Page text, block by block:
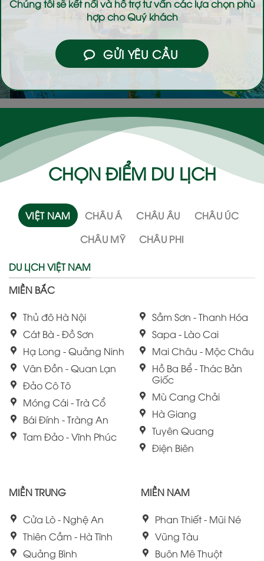
Chúng tôi sẽ kết nối và hỗ trợ tư vấn các lựa chọn phù
hợp cho Quý khách
GỬI YÊU CẦU
CHỌN ĐIỂM DU LỊCH
VIỆT NAM CHÂU Á CHÂU ÂU
CHÂU ÚC
CHÂU MỸ
CHÂU PHI
DU LỊCH VIỆT NAM
MIỀN BẮC
Thủ đô Hà Nội
Cát Bà - Đồ Sơn
Hạ Long - Quảng Ninh
Vân Đồn - Quan Lạn
Đảo Cô Tô
Móng Cái - Trà Cổ
Bái Đính - Tràng An
Tam Đảo - Vĩnh Phúc
Sầm Sơn - Thanh Hóa
Sapa - Lào Cai
Mai Châu - Mộc Châu
Hồ Ba Bể - Thác Bản
Giốc
Mù Cang Chải
Hà Giang
Tuyên Quang
Điện Biên
MIỀN TRUNG
Cửa Lò - Nghệ An
Thiên Cầm - Hà Tĩnh
Quảng Bình
MIỀN NAM
Phan Thiết - Mũi Né
Vũng Tàu
Buôn Mê Thuột